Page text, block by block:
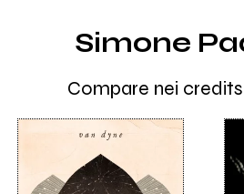
SHOP
RADIO
Simone
Compare nei